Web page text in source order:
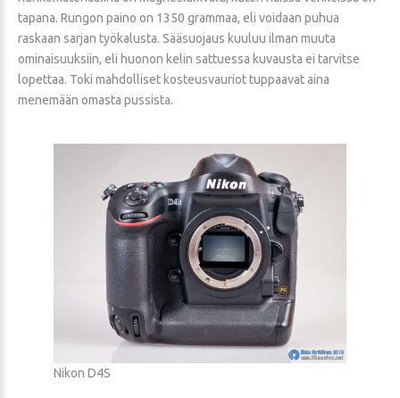
tapana. Rungon paino on 1350 grammaa, eli voidaan puhua
raskaan sarjan työkalusta. Sääsuojaus kuuluu ilman muuta
ominaisuuksiin, eli huonon kelin sattuessa kuvausta ei tarvitse
lopettaa. Toki mahdolliset kosteusvauriot tuppaavat aina
menemään omasta pussista.
Nikon D4S